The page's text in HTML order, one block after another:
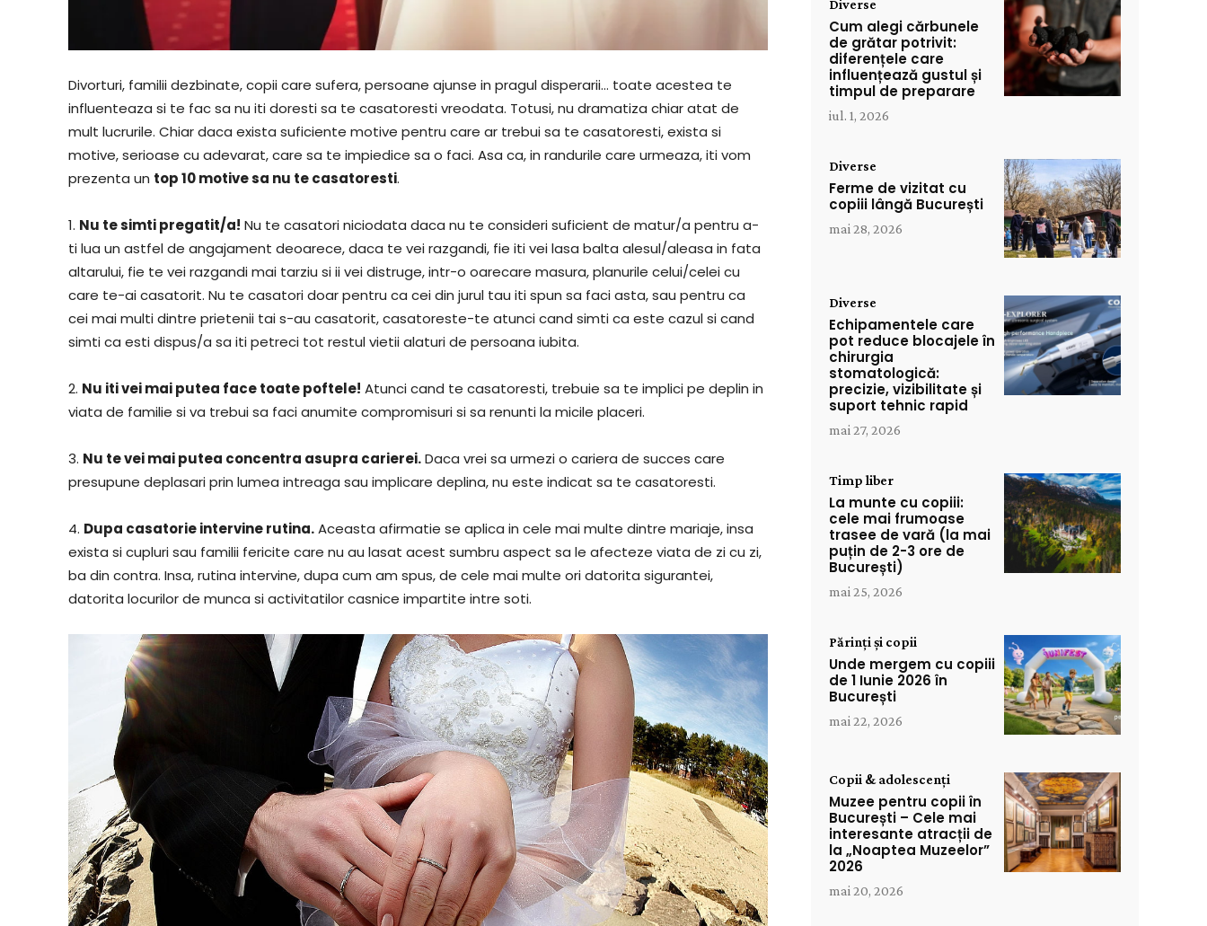
Divorturi, familii dezbinate, copii care sufera, persoane ajunse in pragul disperarii… toate acestea te
influenteaza si te fac sa nu iti doresti sa te casatoresti vreodata. Totusi, nu dramatiza chiar atat de
mult lucrurile. Chiar daca exista suficiente motive pentru care ar trebui sa te casatoresti, exista si
motive, serioase cu adevarat, care sa te impiedice sa o faci. Asa ca, in randurile care urmeaza, iti vom
prezenta un top 10 motive sa nu te casatoresti.
1. Nu te simti pregatit/a! Nu te casatori niciodata daca nu te consideri suficient de matur/a pentru a-
ti lua un astfel de angajament deoarece, daca te vei razgandi, fie iti vei lasa balta alesul/aleasa in fata
altarului, fie te vei razgandi mai tarziu si ii vei distruge, intr-o oarecare masura, planurile celui/celei cu
care te-ai casatorit. Nu te casatori doar pentru ca cei din jurul tau iti spun sa faci asta, sau pentru ca
cei mai multi dintre prietenii tai s-au casatorit, casatoreste-te atunci cand simti ca este cazul si cand
simti ca esti dispus/a sa iti petreci tot restul vietii alaturi de persoana iubita.
2. Nu iti vei mai putea face toate poftele! Atunci cand te casatoresti, trebuie sa te implici pe deplin in
viata de familie si va trebui sa faci anumite compromisuri si sa renunti la micile placeri.
3. Nu te vei mai putea concentra asupra carierei.Daca vrei sa urmezi o cariera de succes care
presupune deplasari prin lumea intreaga sau implicare deplina, nu este indicat sa te casatoresti.
4. Dupa casatorie intervine rutina.Aceasta afirmatie se aplica in cele mai multe dintre mariaje, insa
exista si cupluri sau familii fericite care nu au lasat acest sumbru aspect sa le afecteze viata de zi cu zi,
ba din contra. Insa, rutina intervine, dupa cum am spus, de cele mai multe ori datorita sigurantei,
datorita locurilor de munca si activitatilor casnice impartite intre soti.
Diverse
Cum alegi cărbunele
de grătar potrivit:
diferențele care
influențează gustul și
timpul de preparare
iul. 1, 2026
Diverse
Ferme de vizitat cu
copiii lângă București
mai 28, 2026
Diverse
Echipamentele care
pot reduce blocajele în
chirurgia
stomatologică:
precizie, vizibilitate și
suport tehnic rapid
mai 27, 2026
Timp liber
La munte cu copiii:
cele mai frumoase
trasee de vară (la mai
puțin de 2-3 ore de
București)
mai 25, 2026
Părinți și copii
Unde mergem cu copiii
de 1 Iunie 2026 în
București
mai 22, 2026
Copii & adolescenți
Muzee pentru copii în
București – Cele mai
interesante atracții de
la „Noaptea Muzeelor”
2026
mai 20, 2026